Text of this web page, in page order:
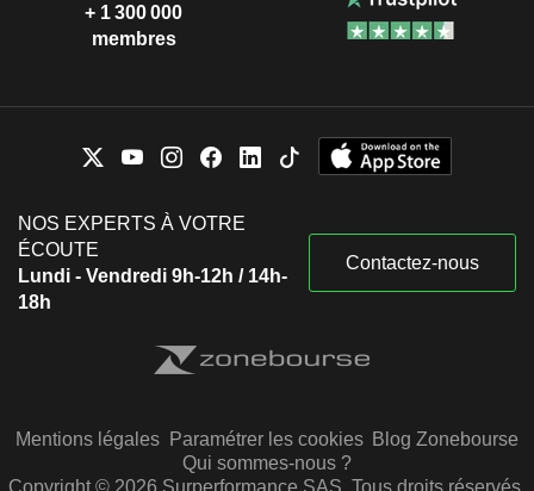
+ 1 300 000
membres
NOS EXPERTS À VOTRE
ÉCOUTE
Lundi - Vendredi 9h-12h / 14h-
18h
Contactez-nous
Mentions légales Paramétrer les cookies Blog Zonebourse
Qui sommes-nous ?
Copyright © 2026 Surperformance SAS. Tous droits réservés.